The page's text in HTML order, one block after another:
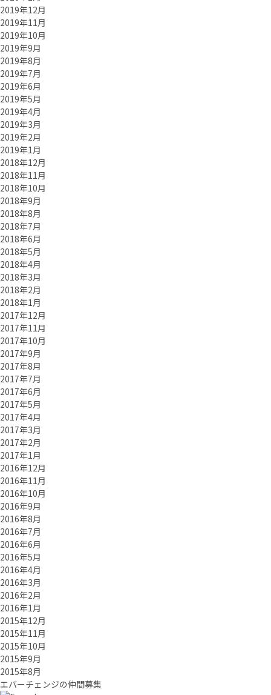
2019年12月
2019年11月
2019年10月
2019年9月
2019年8月
2019年7月
2019年6月
2019年5月
2019年4月
2019年3月
2019年2月
2019年1月
2018年12月
2018年11月
2018年10月
2018年9月
2018年8月
2018年7月
2018年6月
2018年5月
2018年4月
2018年3月
2018年2月
2018年1月
2017年12月
2017年11月
2017年10月
2017年9月
2017年8月
2017年7月
2017年6月
2017年5月
2017年4月
2017年3月
2017年2月
2017年1月
2016年12月
2016年11月
2016年10月
2016年9月
2016年8月
2016年7月
2016年6月
2016年5月
2016年4月
2016年3月
2016年2月
2016年1月
2015年12月
2015年11月
2015年10月
2015年9月
2015年8月
エバーチェ ンジの仲間募集